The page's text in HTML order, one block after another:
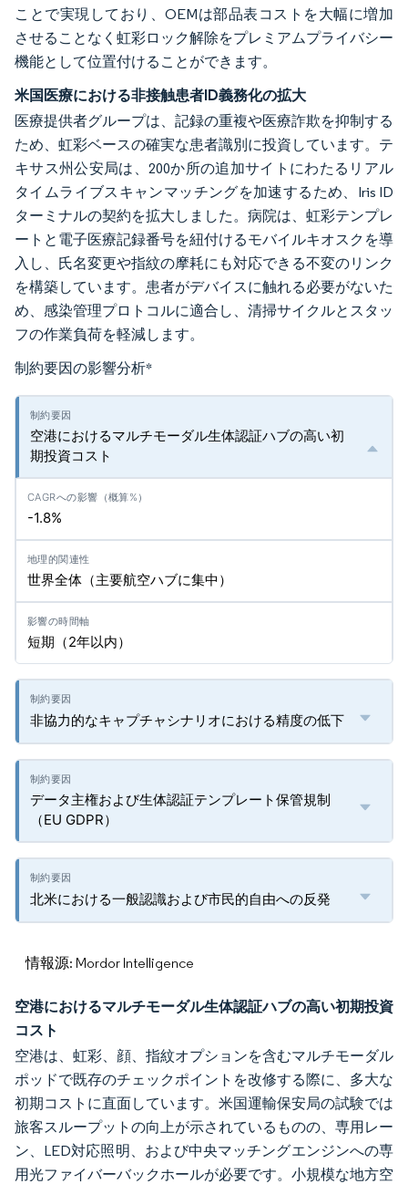
ことで実現しており、OEMは部品表コストを大幅に増加
させることなく虹彩ロック解除をプレミアムプライバシー
機能として位置付けることができます。
米国医療における非接触患者ID義務化の拡大
医療提供者グループは、記録の重複や医療詐欺を抑制する
ため、虹彩ベースの確実な患者識別に投資しています。テ
キサス州公安局は、200か所の追加サイトにわたるリアル
タイムライブスキャンマッチングを加速するため、Iris ID
ターミナルの契約を拡大しました。病院は、虹彩テンプレ
ートと電子医療記録番号を紐付けるモバイルキオスクを導
入し、氏名変更や指紋の摩耗にも対応できる不変のリンク
を構築しています。患者がデバイスに触れる必要がないた
め、感染管理プロトコルに適合し、清掃サイクルとスタッ
フの作業負荷を軽減します。
制約要因の影響分析*
空港におけるマルチモーダル生体認証ハブの高い初
期投資コスト
-1.8%
世界全体（主要航空ハブに集中）
短期（2年以内）
非協力的なキャプチャシナリオにおける精度の低下
データ主権および生体認証テンプレート保管規制
（EU GDPR）
北米における一般認識および市民的自由への反発
情報源: Mordor Intelligence
空港におけるマルチモーダル生体認証ハブの高い初期投資
コスト
空港は、虹彩、顔、指紋オプションを含むマルチモーダル
ポッドで既存のチェックポイントを改修する際に、多大な
初期コストに直面しています。米国運輸保安局の試験では
旅客スループットの向上が示されているものの、専用レー
ン、LED対応照明、および中央マッチングエンジンへの専
用光ファイバーバックホールが必要です。小規模な地方空